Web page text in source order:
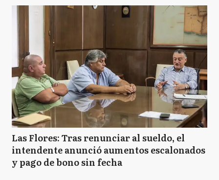
Las Flores: Tras renunciar al sueldo, el
intendente anunció aumentos escalonados
y pago de bono sin fecha